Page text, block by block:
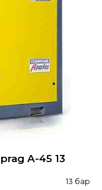
A-45 13
13 бар